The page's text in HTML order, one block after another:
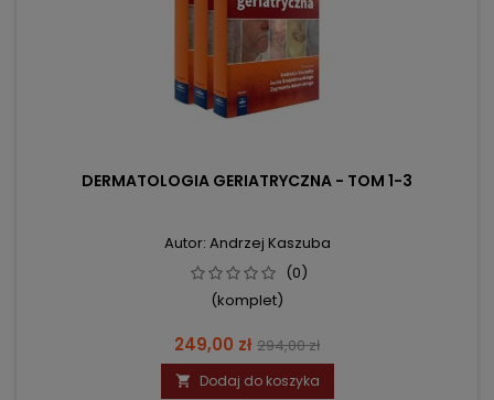
DERMATOLOGIA GERIATRYCZNA - TOM 1-3
Autor: Andrzej Kaszuba
(0)
(komplet)
Cena
249,00 zł Cena
podstawowa
294,00 zł
 Dodaj do koszyka